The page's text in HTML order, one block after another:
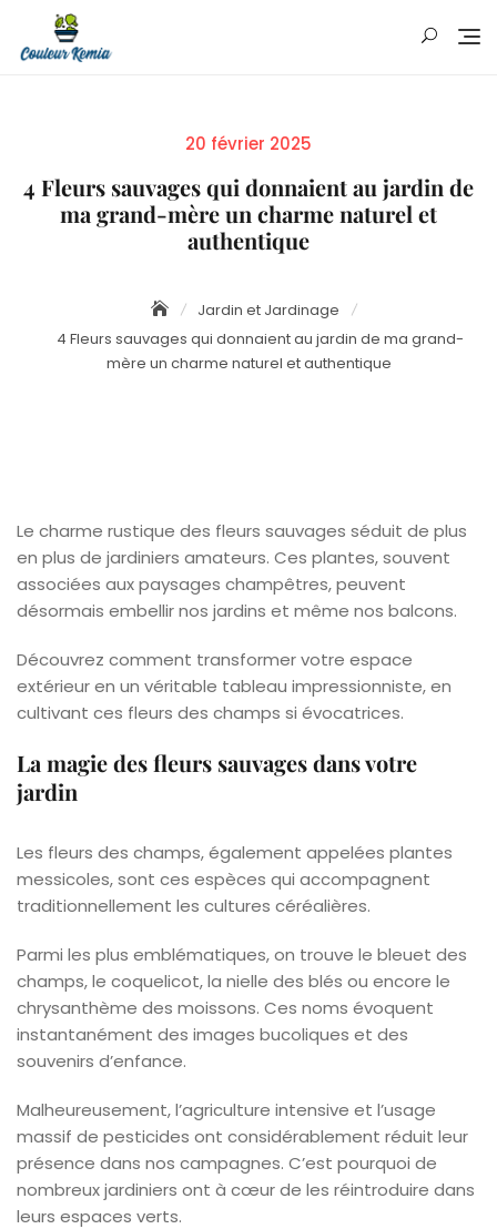
content
Posted
20 février 2025
4 Fleurs sauvages qui donnaient au jardin de
ma grand-mère un charme naturel et
authentique
Jardin et Jardinage
4 Fleurs sauvages qui donnaient au jardin de ma grand-
mère un charme naturel et authentique
Le charme rustique des fleurs sauvages séduit de plus
en plus de jardiniers amateurs. Ces plantes, souvent
associées aux paysages champêtres, peuvent
désormais embellir nos jardins et même nos balcons.
Découvrez comment transformer votre espace
extérieur en un véritable tableau impressionniste, en
cultivant ces fleurs des champs si évocatrices.
La magie des fleurs sauvages dans votre
jardin
Les fleurs des champs, également appelées plantes
messicoles, sont ces espèces qui accompagnent
traditionnellement les cultures céréalières.
Parmi les plus emblématiques, on trouve le bleuet des
champs, le coquelicot, la nielle des blés ou encore le
chrysanthème des moissons. Ces noms évoquent
instantanément des images bucoliques et des
souvenirs d’enfance.
Malheureusement, l’agriculture intensive et l’usage
massif de pesticides ont considérablement réduit leur
présence dans nos campagnes. C’est pourquoi de
nombreux jardiniers ont à cœur de les réintroduire dans
leurs espaces verts.